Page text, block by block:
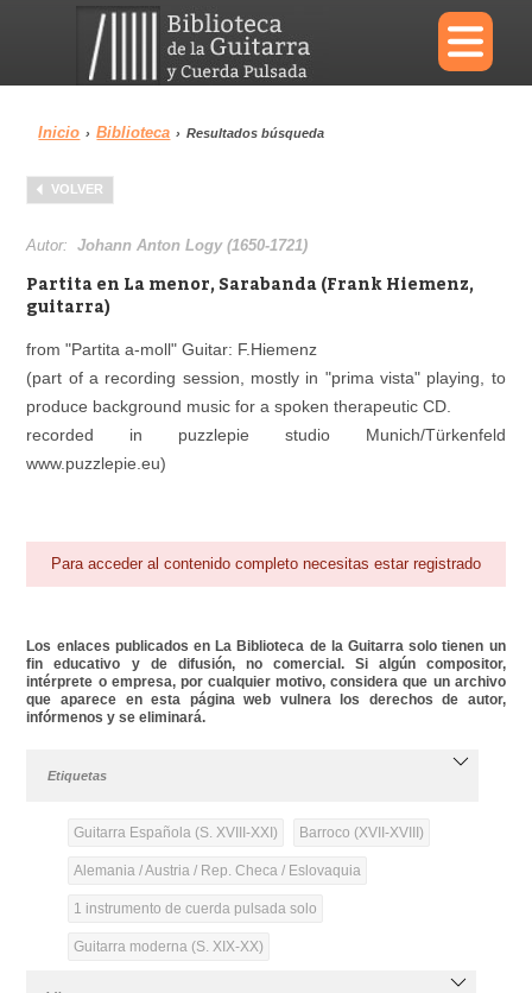
×
Menu
Biblioteca
Inicio › Biblioteca › Resultados búsqueda
VOLVER
Autor:Johann Anton Logy (1650-1721)
Partita en La menor, Sarabanda (Frank Hiemenz,
guitarra)
from "Partita a-moll" Guitar: F.Hiemenz
(part of a recording session, mostly in "prima vista" playing, to
produce background music for a spoken therapeutic CD.
recorded in puzzlepie studio Munich/Türkenfeld
www.puzzlepie.eu)
Para acceder al contenido completo necesitas estar registrado
Los enlaces publicados en La Biblioteca de la Guitarra solo tienen un
fin educativo y de difusión, no comercial. Si algún compositor,
intérprete o empresa, por cualquier motivo, considera que un archivo
que aparece en esta página web vulnera los derechos de autor,
infórmenos y se eliminará.
Etiquetas
Guitarra Española (S. XVIII-XXI) Barroco (XVII-XVIII)
Alemania / Austria / Rep. Checa / Eslovaquia
1 instrumento de cuerda pulsada solo
Guitarra moderna (S. XIX-XX)